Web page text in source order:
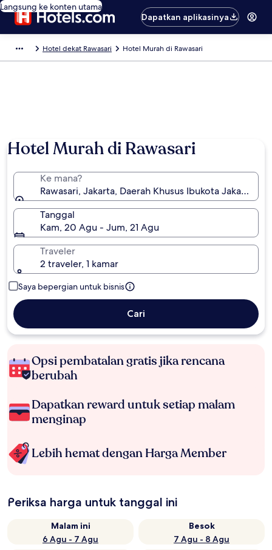
Langsung ke konten utama
Dapatkan aplikasinya
Hotel dekat Rawasari Hotel Murah di Rawasari
Hotel Murah di Rawasari
Ke mana?
Rawasari, Jakarta, Daerah Khusus Ibukota Jakarta,
Tanggal
Kam, 20 Agu - Jum, 21 Agu
Traveler
2 traveler, 1 kamar
Saya bepergian untuk bisnis
Cari
Opsi pembatalan gratis jika rencana
berubah
Dapatkan reward untuk setiap malam
menginap
Lebih hemat dengan Harga Member
Periksa harga untuk tanggal ini
Malam ini
6 Agu - 7 Agu
Besok
7 Agu - 8 Agu